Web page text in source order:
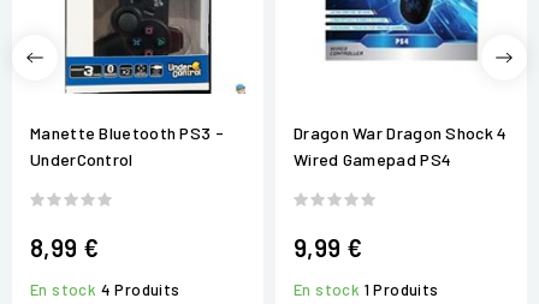
Manette Bluetooth PS3 -
UnderControl
8,99 €
En stock 4 Produits
Dragon War Dragon Shock 4
Wired Gamepad PS4
9,99 €
En stock 1 Produits